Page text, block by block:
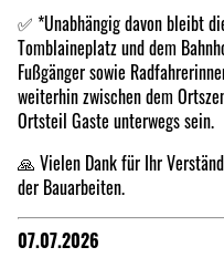
✅ *Unabhängig davon bleibt
Tomblaineplatz und dem
Fußgänger sowie
weiterhin zwischen dem
Ortsteil Gaste unterwegs sein.
🙏 Vielen Dank für Ihr
der Bauarbeiten.
07.07.2026